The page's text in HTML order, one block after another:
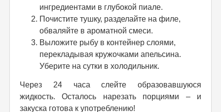
ингредиентами в глубокой пиале.
Почистите тушку, разделайте на филе,
обваляйте в ароматной смеси.
Выложите рыбу в контейнер слоями,
перекладывая кружочками апельсина.
Уберите на сутки в холодильник.
Через 24 часа слейте образовавшуюся
жидкость. Осталось нарезать порциями – и
закуска готова к употреблению!